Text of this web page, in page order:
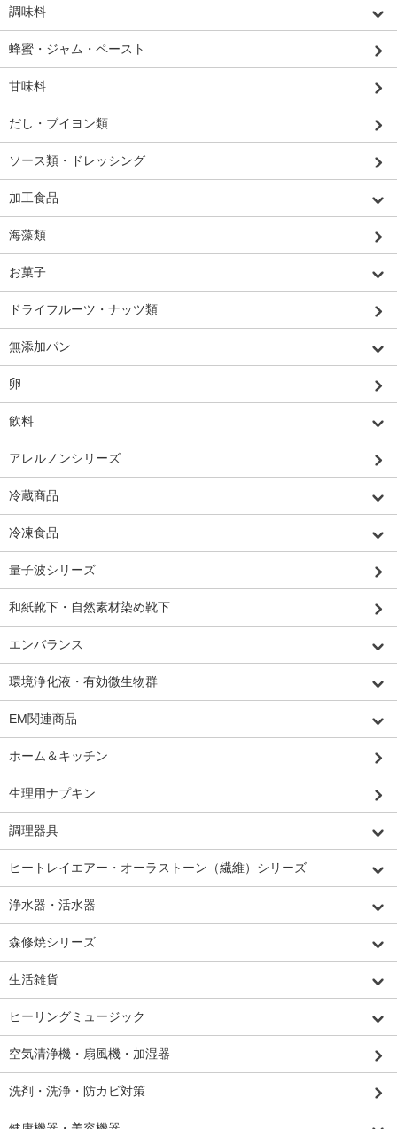
調味料
蜂蜜・ジャム・ペースト
甘味料
だし・ブイヨン類
ソース類・ドレッシング
加工食品
海藻類
お菓子
ドライフルーツ・ナッツ類
無添加パン
卵
飲料
アレルノンシリーズ
冷蔵商品
冷凍食品
量子波シリーズ
和紙靴下・自然素材染め靴下
エンバランス
環境浄化液・有効微生物群
EM関連商品
ホーム＆キッチン
生理用ナプキン
調理器具
ヒートレイエアー・オーラストーン（繊維）シリーズ
浄水器・活水器
森修焼シリーズ
生活雑貨
ヒーリングミュージック
空気清浄機・扇風機・加湿器
洗剤・洗浄・防カビ対策